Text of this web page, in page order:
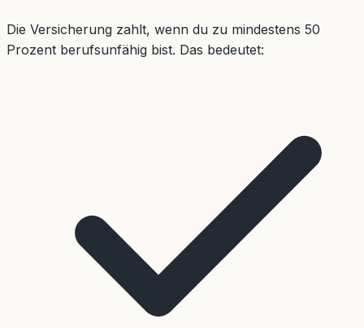
Die Versicherung zahlt, wenn du zu mindestens 50
Prozent berufsunfähig bist. Das bedeutet: